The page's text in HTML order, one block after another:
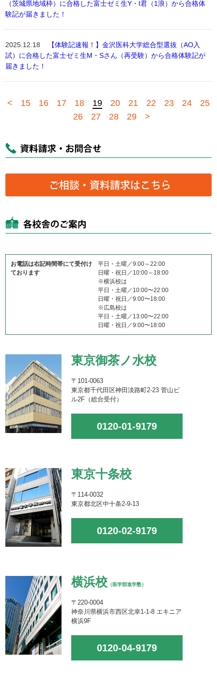
（茨城県地域枠）に合格した富士ゼミ生Y・I君（1浪）から合格体
験記が届きました！
2025.12.18
【体験記速報！】金沢医科大学総合型選抜（AO入
試）に合格した富士ゼミ生M・Sさん（再受験）から合格体験記が
届きました！
< 15 16 17 18 19 20 21 22 23 24
25
26
27 28 29 >
お電話は右記時間帯にて受付け
ております
平日・土曜／9:00～22:00
日曜・祝日／10:00～18:00
※横浜校は
平日・土曜／10:00〜22:00
日曜・祝日／9:00〜18:00
※広島校は
平日・土曜／13:00〜22:00
日曜・祝日／9:00〜18:00
東京御茶ノ水校
〒101-0063
東京都千代田区神田淡路町2-23 菅山ビ
ル2F（総合受付）
0120-01-9179
東京十条校
〒114-0032
東京都北区中十条2-9-13
0120-02-9179
横浜校 （医学部進学塾）
〒220-0004
神奈川県横浜市西区北幸1-1-8 エキニア
横浜9F
0120-04-9179